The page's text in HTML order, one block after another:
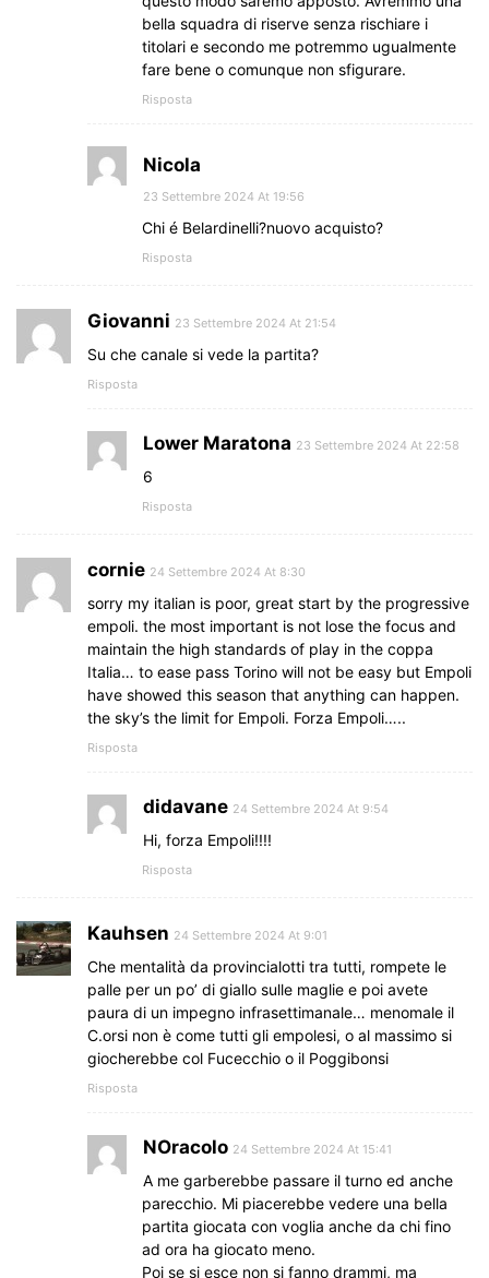
bella squadra di riserve senza rischiare i
titolari e secondo me potremmo ugualmente
fare bene o comunque non sfigurare.
Risposta
Nicola
23 Settembre 2024 At 19:56
Chi é Belardinelli?nuovo acquisto?
Risposta
Giovanni 23 Settembre 2024 At 21:54
Su che canale si vede la partita?
Risposta
Lower Maratona 23 Settembre 2024 At 22:58
6
Risposta
cornie 24 Settembre 2024 At 8:30
sorry my italian is poor, great start by the progressive
empoli. the most important is not lose the focus and
maintain the high standards of play in the coppa
Italia… to ease pass Torino will not be easy but Empoli
have showed this season that anything can happen.
the sky’s the limit for Empoli. Forza Empoli…..
Risposta
didavane 24 Settembre 2024 At 9:54
Hi, forza Empoli!!!!
Risposta
Kauhsen 24 Settembre 2024 At 9:01
Che mentalità da provincialotti tra tutti, rompete le
palle per un po’ di giallo sulle maglie e poi avete
paura di un impegno infrasettimanale… menomale il
C.orsi non è come tutti gli empolesi, o al massimo si
giocherebbe col Fucecchio o il Poggibonsi
Risposta
NOracolo 24 Settembre 2024 At 15:41
A me garberebbe passare il turno ed anche
parecchio. Mi piacerebbe vedere una bella
partita giocata con voglia anche da chi fino
ad ora ha giocato meno.
Poi se si esce non si fanno drammi, ma